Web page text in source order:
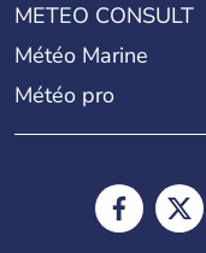
METEO CONSULT
Météo Marine
Météo pro